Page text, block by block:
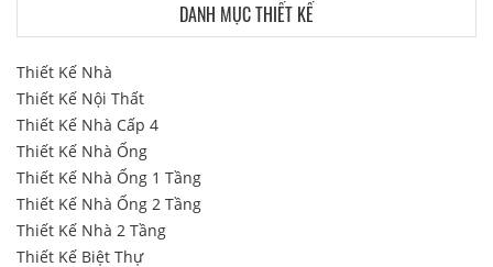
DANH MỤC THIẾT KẾ
Thiết Kế Nhà
Thiết Kế Nội Thất
Thiết Kế Nhà Cấp 4
Thiết Kế Nhà Ống
Thiết Kế Nhà Ống 1 Tầng
Thiết Kế Nhà Ống 2 Tầng
Thiết Kế Nhà 2 Tầng
Thiết Kế Biệt Thự